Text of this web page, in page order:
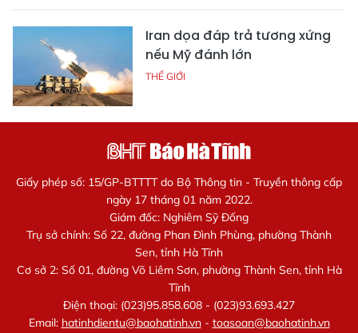
Iran dọa đáp trả tương xứng
nếu Mỹ đánh lớn
THẾ GIỚI
Giấy phép số: 15/GP-BTTTT do Bộ Thông tin - Truyền thông cấp
ngày 17 tháng 01 năm 2022.
Giám đốc: Nghiêm Sỹ Đống
Trụ sở chính: Số 22, đường Phan Đình Phùng, phường Thành
Sen, tỉnh Hà Tĩnh
Cơ sở 2: Số 01, đường Võ Liêm Sơn, phường Thành Sen, tỉnh Hà
Tĩnh
Điện thoại: (023)95.858.608 - (023)93.693.427
Email: hatinhdientu@baohatinh.vn- toasoan@baohatinh.vn